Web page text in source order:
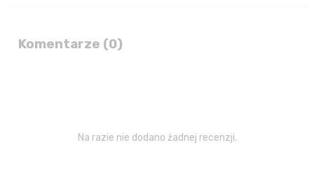
Komentarze (0)
Na razie nie dodano żadnej recenzji.